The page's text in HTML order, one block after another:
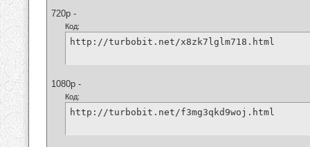
720p -
Код:
http://turbobit.net/x8zk7lglm718.html
1080p -
Код:
http://turbobit.net/f3mg3qkd9woj.html